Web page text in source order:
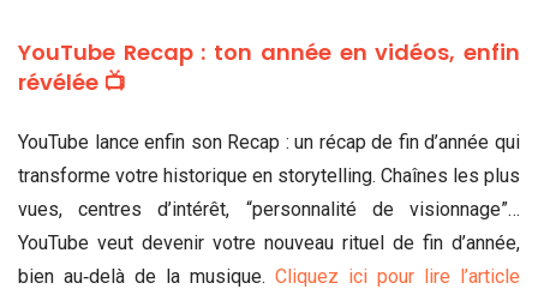
YouTube Recap : ton année en vidéos, enfin
révélée 📺
YouTube lance enfin son Recap : un récap de fin d’année qui
transforme votre historique en storytelling. Chaînes les plus
vues, centres d’intérêt, “personnalité de visionnage”…
YouTube veut devenir votre nouveau rituel de fin d’année,
bien au‑delà de la musique. Cliquez ici pour lire l’article